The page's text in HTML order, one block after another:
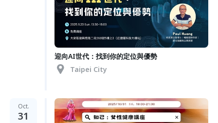
迎向AI世代：找到你的定位與優勢
Taipei City
Oct.
31